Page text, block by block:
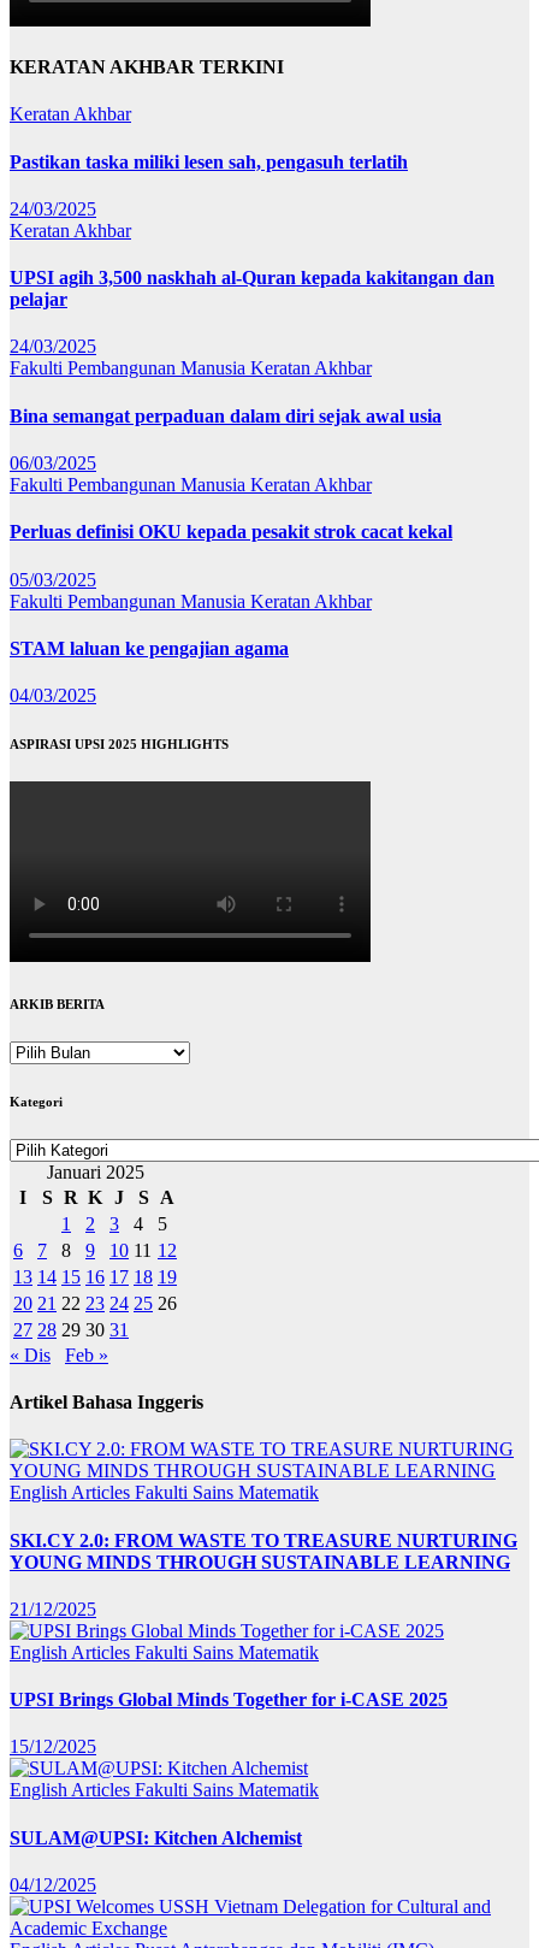
KERATAN AKHBAR TERKINI
Keratan Akhbar
Pastikan taska miliki lesen sah, pengasuh terlatih
24/03/2025
Keratan Akhbar
UPSI agih 3,500 naskhah al-Quran kepada kakitangan dan
pelajar
24/03/2025
Fakulti Pembangunan Manusia Keratan Akhbar
Bina semangat perpaduan dalam diri sejak awal usia
06/03/2025
Fakulti Pembangunan Manusia Keratan Akhbar
Perluas definisi OKU kepada pesakit strok cacat kekal
05/03/2025
Fakulti Pembangunan Manusia Keratan Akhbar
STAM laluan ke pengajian agama
04/03/2025
ASPIRASI UPSI 2025 HIGHLIGHTS
ARKIB BERITA
ARKIB
Kategori
Kategori
Januari 2025
I
S R K J S
A
1
2 3 4
5
6
7 8 9 10 11 12
13 14 15 16 17 18 19
20 21 22 23 24 25 26
27 28 29 30 31
« Dis
Feb »
Artikel Bahasa Inggeris
English Articles Fakulti Sains Matematik
SKI.CY 2.0: FROM WASTE TO TREASURE NURTURING
YOUNG MINDS THROUGH SUSTAINABLE LEARNING
21/12/2025
English Articles Fakulti Sains Matematik
UPSI Brings Global Minds Together for i-CASE 2025
15/12/2025
English Articles Fakulti Sains Matematik
SULAM@UPSI: Kitchen Alchemist
04/12/2025